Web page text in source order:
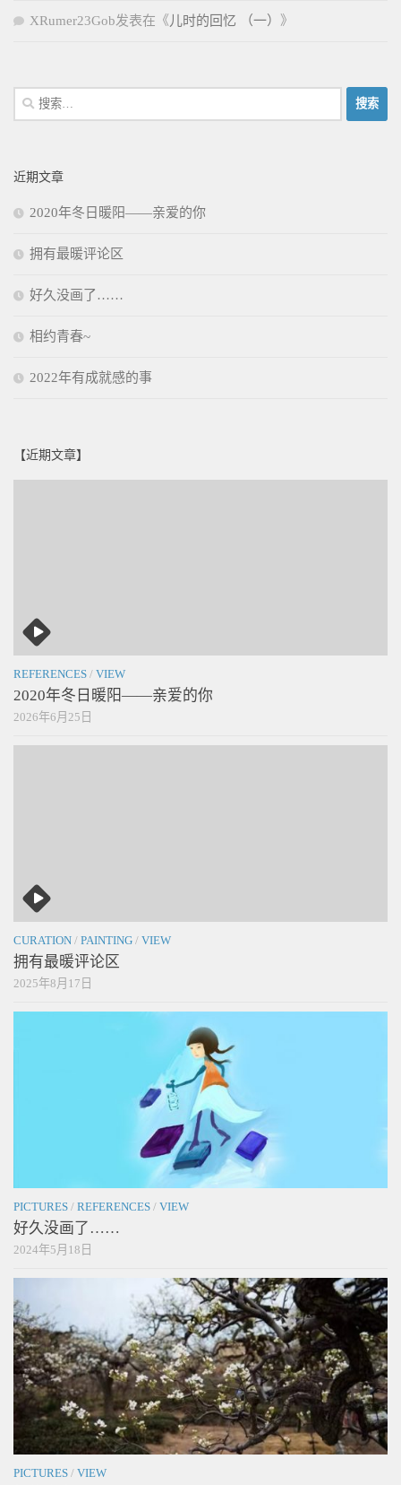
XRumer23Gob发表在《 儿时的回忆 （一） 》
搜
索：
近期文章
2020年冬日暖阳——亲爱的你
拥有最暖评论区
好久没画了……
相约青春~
2022年有成就感的事
【近期文章】
REFERENCES / VIEW
2020年冬日暖阳——亲爱的你
2026年6月25日
CURATION / PAINTING / VIEW
拥有最暖评论区
2025年8月17日
PICTURES / REFERENCES / VIEW
好久没画了……
2024年5月18日
PICTURES / VIEW